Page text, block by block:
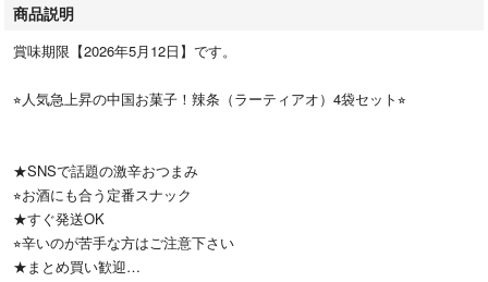
商品説明
賞味期限【2026年5月12日】です。
⭐︎人気急上昇の中国お菓子！辣条（ラーティアオ）4袋セット⭐︎
★SNSで話題の激辛おつまみ
⭐︎お酒にも合う定番スナック
★すぐ発送OK
⭐︎辛いのが苦手な方はご注意下さい
★まとめ買い歓迎